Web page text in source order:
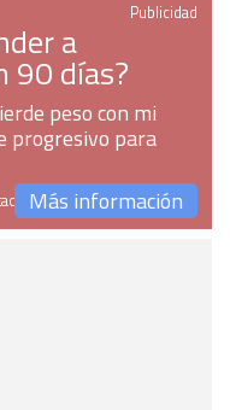
Publicidad
a
90 días?
peso con mi
progresivo para
Más información